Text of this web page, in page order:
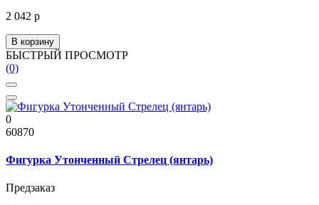
2 042 р
В корзину
БЫСТРЫЙ ПРОСМОТР
(0)
0
60870
Фигурка Утонченный Стрелец (янтарь)
Предзаказ